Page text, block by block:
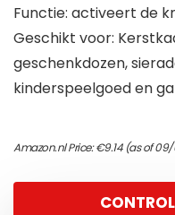
Functie: activeert de
Geschikt voor:
geschenkdozen,
kinderspeelgoed en
Amazon.nl Price:€9.14(as of 09/